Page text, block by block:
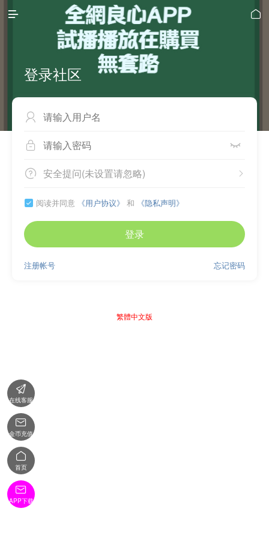
 
登录社区

 
 
安全提问(未设置请忽略)
 阅读并同意 《用户协议》 和 《隐私声明》
登录
忘记密码
注册帐号
繁體中文版

在线客服

金币充值

首页

APP下载